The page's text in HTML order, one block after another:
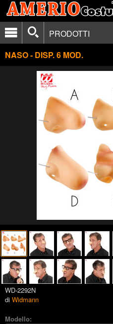
PRODOTTI
NASO - DISP. 6 MOD.
WD-2292N
di Widmann
Modello: